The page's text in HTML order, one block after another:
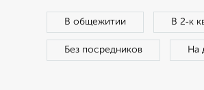
В общежитии В 2‑к
Без посредников На